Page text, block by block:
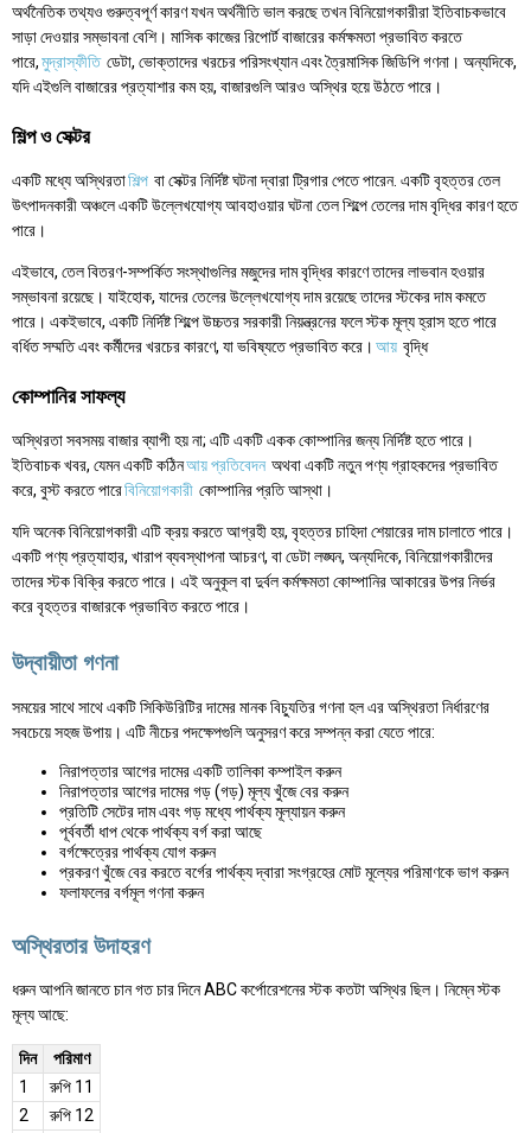
অর্থনৈতিক তথ্যও গুরুত্বপূর্ণ কারণ যখন অর্থনীতি ভাল করছে তখন বিনিয়োগকারীরা ইতিবাচকভাবে
সাড়া দেওয়ার সম্ভাবনা বেশি। মাসিক কাজের রিপোর্ট বাজারের কর্মক্ষমতা প্রভাবিত করতে
পারে,মুদ্রাস্ফীতি ডেটা, ভোক্তাদের খরচের পরিসংখ্যান এবং ত্রৈমাসিক জিডিপি গণনা। অন্যদিকে,
যদি এইগুলি বাজারের প্রত্যাশার কম হয়, বাজারগুলি আরও অস্থির হয়ে উঠতে পারে।
শিল্প ও সেক্টর
একটি মধ্যে অস্থিরতাশিল্প বা সেক্টর নির্দিষ্ট ঘটনা দ্বারা ট্রিগার পেতে পারেন. একটি বৃহত্তর তেল
উৎপাদনকারী অঞ্চলে একটি উল্লেখযোগ্য আবহাওয়ার ঘটনা তেল শিল্পে তেলের দাম বৃদ্ধির কারণ হতে
পারে।
এইভাবে, তেল বিতরণ-সম্পর্কিত সংস্থাগুলির মজুদের দাম বৃদ্ধির কারণে তাদের লাভবান হওয়ার
সম্ভাবনা রয়েছে। যাইহোক, যাদের তেলের উল্লেখযোগ্য দাম রয়েছে তাদের স্টকের দাম কমতে
পারে। একইভাবে, একটি নির্দিষ্ট শিল্পে উচ্চতর সরকারী নিয়ন্ত্রনের ফলে স্টক মূল্য হ্রাস হতে পারে
বর্ধিত সম্মতি এবং কর্মীদের খরচের কারণে, যা ভবিষ্যতে প্রভাবিত করে। আয় বৃদ্ধি
কোম্পানির সাফল্য
অস্থিরতা সবসময় বাজার ব্যাপী হয় না; এটি একটি একক কোম্পানির জন্য নির্দিষ্ট হতে পারে।
ইতিবাচক খবর, যেমন একটি কঠিনআয় প্রতিবেদন অথবা একটি নতুন পণ্য গ্রাহকদের প্রভাবিত
করে, বুস্ট করতে পারেবিনিয়োগকারী কোম্পানির প্রতি আস্থা।
যদি অনেক বিনিয়োগকারী এটি ক্রয় করতে আগ্রহী হয়, বৃহত্তর চাহিদা শেয়ারের দাম চালাতে পারে।
একটি পণ্য প্রত্যাহার, খারাপ ব্যবস্থাপনা আচরণ, বা ডেটা লঙ্ঘন, অন্যদিকে, বিনিয়োগকারীদের
তাদের স্টক বিক্রি করতে পারে। এই অনুকূল বা দুর্বল কর্মক্ষমতা কোম্পানির আকারের উপর নির্ভর
করে বৃহত্তর বাজারকে প্রভাবিত করতে পারে।
উদ্বায়ীতা গণনা
সময়ের সাথে সাথে একটি সিকিউরিটির দামের মানক বিচ্যুতির গণনা হল এর অস্থিরতা নির্ধারণের
সবচেয়ে সহজ উপায়। এটি নীচের পদক্ষেপগুলি অনুসরণ করে সম্পন্ন করা যেতে পারে:
নিরাপত্তার আগের দামের একটি তালিকা কম্পাইল করুন
নিরাপত্তার আগের দামের গড় (গড়) মূল্য খুঁজে বের করুন
প্রতিটি সেটের দাম এবং গড় মধ্যে পার্থক্য মূল্যায়ন করুন
পূর্ববর্তী ধাপ থেকে পার্থক্য বর্গ করা আছে
বর্গক্ষেত্রের পার্থক্য যোগ করুন
প্রকরণ খুঁজে বের করতে বর্গের পার্থক্য দ্বারা সংগ্রহের মোট মূল্যের পরিমাণকে ভাগ করুন
ফলাফলের বর্গমূল গণনা করুন
অস্থিরতার উদাহরণ
ধরুন আপনি জানতে চান গত চার দিনে ABC কর্পোরেশনের স্টক কতটা অস্থির ছিল। নিম্নে স্টক
মূল্য আছে:
দিন
পরিমাণ
1
রুপি 11
2
রুপি 12